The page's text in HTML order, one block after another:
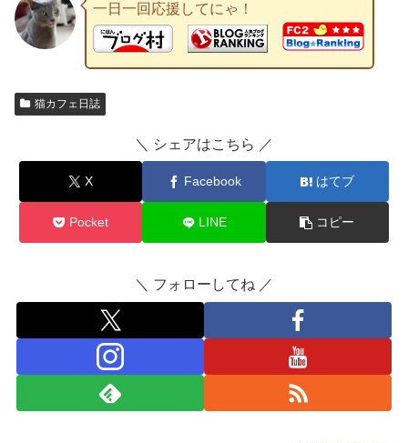
一日一回応援してにゃ！
猫カフェ日誌
＼ シェアはこちら ／
X Facebook はてブ
Pocket LINE コピー
＼ フォローしてね ／